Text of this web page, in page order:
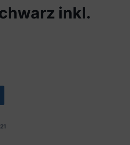
inkl.